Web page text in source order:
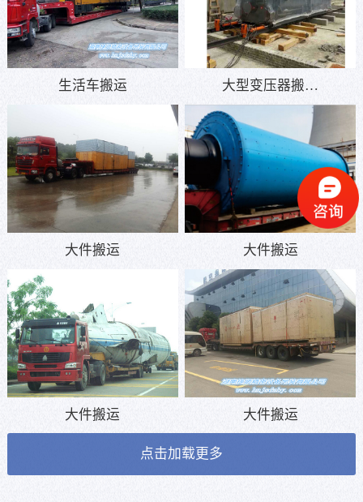
生活车搬运 大型变压器搬…
大件搬运 大件搬运
大件搬运 大件搬运
点击加载更多